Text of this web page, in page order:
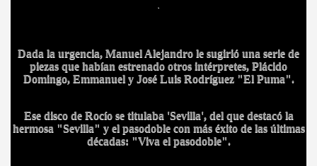
Dada la urgencia, Manuel Alejandro le sugirió una serie de
piezas que habían estrenado otros intérpretes, Plácido
Domingo, Emmanuel y José Luis Rodríguez "El Puma".
Ese disco de Rocío se titulaba 'Sevilla', del que destacó la
hermosa "Sevilla" y el pasodoble con más éxito de las últimas
décadas: "Viva el pasodoble".